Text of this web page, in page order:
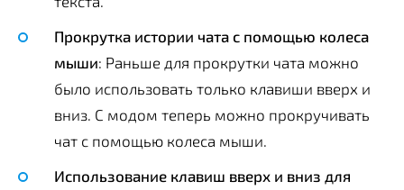
Прокрутка истории чата с помощью колеса
мыши: Раньше для прокрутки чата можно
было использовать только клавиши вверх и
вниз. С модом теперь можно прокручивать
чат с помощью колеса мыши.
Использование клавиш вверх и вниз для